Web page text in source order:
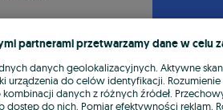
partnerami przetwarzamy dane w celu
danych geolokalizacyjnych. Aktywne
urządzenia do celów identyfikacji.
kombinacji danych z różnych źródeł.
dostęp do nich. Pomiar efektywności reklam.